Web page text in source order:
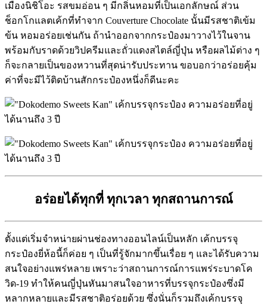
เมืองนิชิโอะ รสขมอ่อน ๆ มีกลิ่นหอมที่เป็นเอกลักษณ์ ส่วน
ช็อกโกแลตเค้กที่ทำจาก Couverture Chocolate นั้นมีรสชาติเข้ม
ข้น หอมอร่อยเช่นกัน ถ้านำออกจากกระป๋องมาวางไว้ในจาน
พร้อมกับราดด้วยวิปครีมและถั่วแดงสไตล์ญี่ปุ่น หรือผลไม้ต่าง ๆ
ก็จะกลายเป็นของหวานที่สุดน่ารับประทาน ขอบอกว่าอร่อยคุ้ม
ค่าที่จะมีไว้ติดบ้านสักกระป๋องหนึ่งก็ดีนะคะ
อร่อยได้ทุกที่ ทุกเวลา ทุกสถานการณ์
ตั้งแต่เริ่มจำหน่ายผ่านช่องทางออนไลน์เป็นหลัก เค้กบรรจุ
กระป๋องยี่ห้อนี้ก็ค่อย ๆ เป็นที่รู้จักมากขึ้นเรื่อย ๆ และได้รับความ
สนใจอย่างแพร่หลาย เพราะว่าสถานการณ์การแพร่ระบาดโค
วิด-19 ทำให้คนญี่ปุ่นหันมาสนใจอาหารที่บรรจุกระป๋องซึ่งมี
หลากหลายและมีรสชาติอร่อยด้วย ซึ่งนั่นก็รวมถึงเค้กบรรจุ